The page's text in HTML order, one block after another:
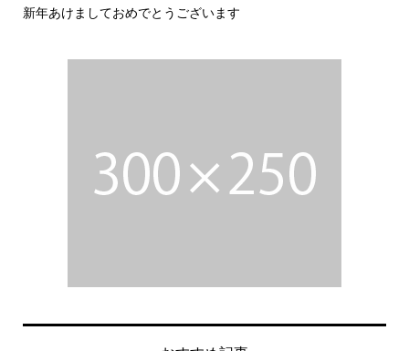
新年あけましておめでとうございます